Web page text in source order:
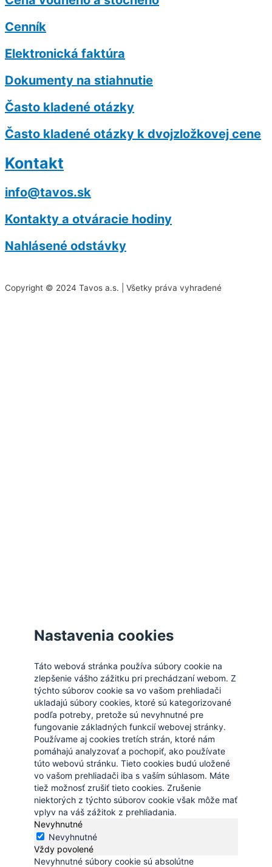
Cenník
Elektronická faktúra
Dokumenty na stiahnutie
Často kladené otázky
Často kladené otázky k dvojzložkovej cene
Kontakt
info@tavos.sk
Kontakty a otváracie hodiny
Nahlásené odstávky
Copyright © 2024 Tavos a.s. | Všetky práva vyhradené
Nastavenia cookies
Táto webová stránka používa súbory cookie na
zlepšenie vášho zážitku pri prechádzaní webom. Z
týchto súborov cookie sa vo vašom prehliadači
ukladajú súbory cookies, ktoré sú kategorizované
podľa potreby, pretože sú nevyhnutné pre
fungovanie základných funkcií webovej stránky.
Používame aj cookies tretích strán, ktoré nám
pomáhajú analyzovať a pochopiť, ako používate
túto webovú stránku. Tieto cookies budú uložené
vo vašom prehliadači iba s vaším súhlasom. Máte
tiež možnosť zrušiť tieto cookies. Zrušenie
niektorých z týchto súborov cookie však môže mať
vplyv na váš zážitok z prehliadania.
Nevyhnutné
Nevyhnutné
Vždy povolené
Nevyhnutné súbory cookie sú absolútne